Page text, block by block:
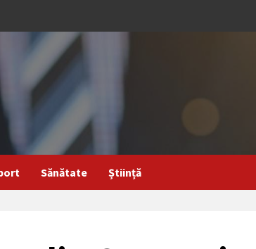
Sănătate Știință